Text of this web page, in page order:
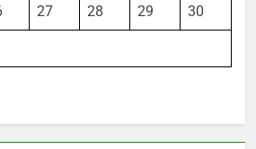
27 28 29 30